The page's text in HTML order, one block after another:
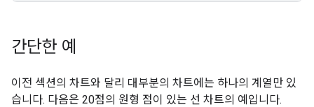
간단한 예
이전 섹션의 차트와 달리 대부분의 차트에는 하나의 계열만 있
습니다. 다음은 20점의 원형 점이 있는 선 차트의 예입니다.